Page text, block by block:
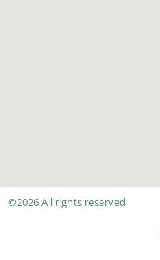
©2026 All rights reserved